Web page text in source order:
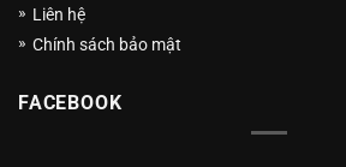
Liên hệ
Chính sách bảo mật
FACEBOOK